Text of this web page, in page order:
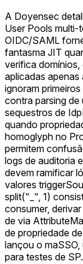
A Doyensec
User Pools multi-
OIDC/SAML
fantasma JIT
verifica
aplicadas
ignoram
contra parsing de
sequestros de
quando
homoglyph no
permitem
logs de auditoria
devem ramificar
valores
split("_", 1)
consumer,
de via
de propriedade
lançou o
para testes de SP.